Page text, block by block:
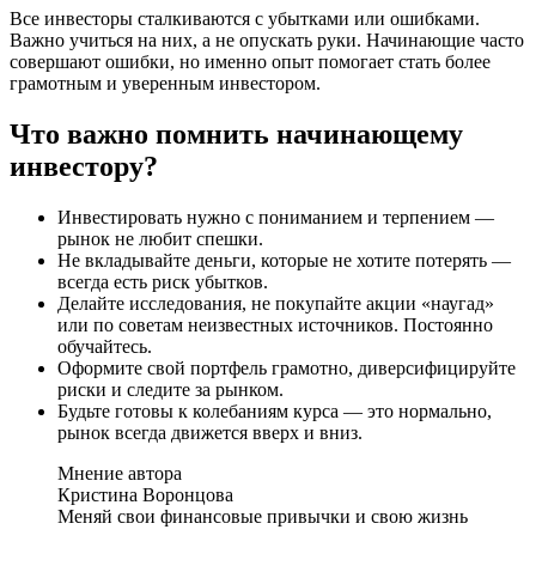
Все инвесторы сталкиваются с убытками или ошибками.
Важно учиться на них, а не опускать руки. Начинающие часто
совершают ошибки, но именно опыт помогает стать более
грамотным и уверенным инвестором.
Что важно помнить начинающему
инвестору?
Инвестировать нужно с пониманием и терпением —
рынок не любит спешки.
Не вкладывайте деньги, которые не хотите потерять —
всегда есть риск убытков.
Делайте исследования, не покупайте акции «наугад»
или по советам неизвестных источников. Постоянно
обучайтесь.
Оформите свой портфель грамотно, диверсифицируйте
риски и следите за рынком.
Будьте готовы к колебаниям курса — это нормально,
рынок всегда движется вверх и вниз.
Мнение автора
Кристина Воронцова
Меняй свои финансовые привычки и свою жизнь